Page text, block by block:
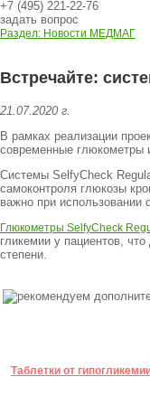
+7 (495) 221-22-76
задать вопрос
Раздел: Новости МЕДМАГ
Встречайте:
21.07.2020 г.
В рамках реализации
современные глюкометры
Системы SelfyCheck
самоконтроля глюкозы
важно при использовании
Глюкометры SelfyCheck
гликемии у пациентов,
степени.
Таблетки от